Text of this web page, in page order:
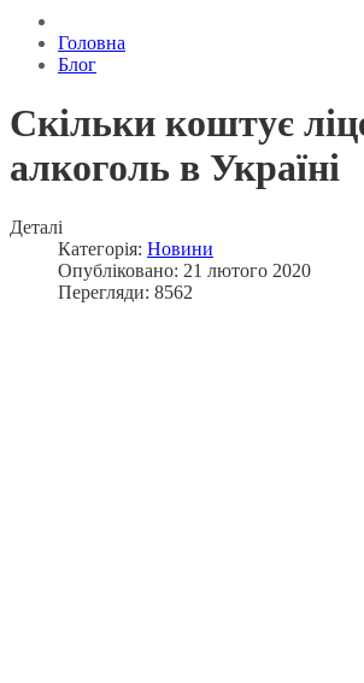
Головна
Блог
Скільки коштує
алкоголь в Україні
Деталі
Категорія: Новини
Опубліковано: 21 лютого 2020
Перегляди: 8562